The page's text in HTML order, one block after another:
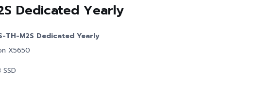
Dedicated Yearly
TH-M2S Dedicated Yearly
X5650
SSD